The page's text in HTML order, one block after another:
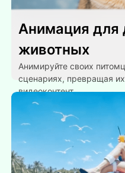
Анимация для
животных
Анимируйте своих
сценариях, превращая
видеоконтент.